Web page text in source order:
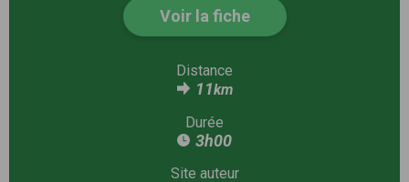
Voir la fiche
Distance
11km
Durée
3h00
Site auteur